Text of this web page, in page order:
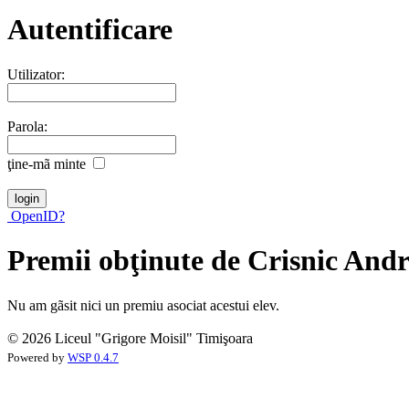
Autentificare
Utilizator:
Parola:
ţine-mã minte
OpenID?
Premii obţinute de Crisnic
Nu am gãsit nici un premiu asociat acestui elev.
© 2026 Liceul "Grigore Moisil" Timişoara
Powered by WSP 0.4.7